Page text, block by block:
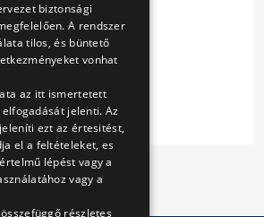
biztonsági
A rendszer
tilos, és büntető
vonhat
az itt ismertetett
jelenti. Az
ezt az értesitést,
el a feltételeket, es
lépést vagy a
vagy a
részletes